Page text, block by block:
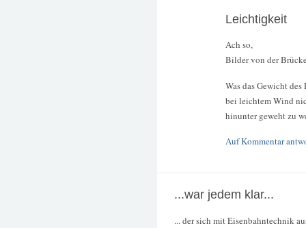
Leichtigkeit
Ach so,
Bilder von der
Was das Gewicht
bei leichtem Wind
hinunter geweht zu
Auf Kommentar
...war jedem klar...
... der sich mit Eisenbahntechnik